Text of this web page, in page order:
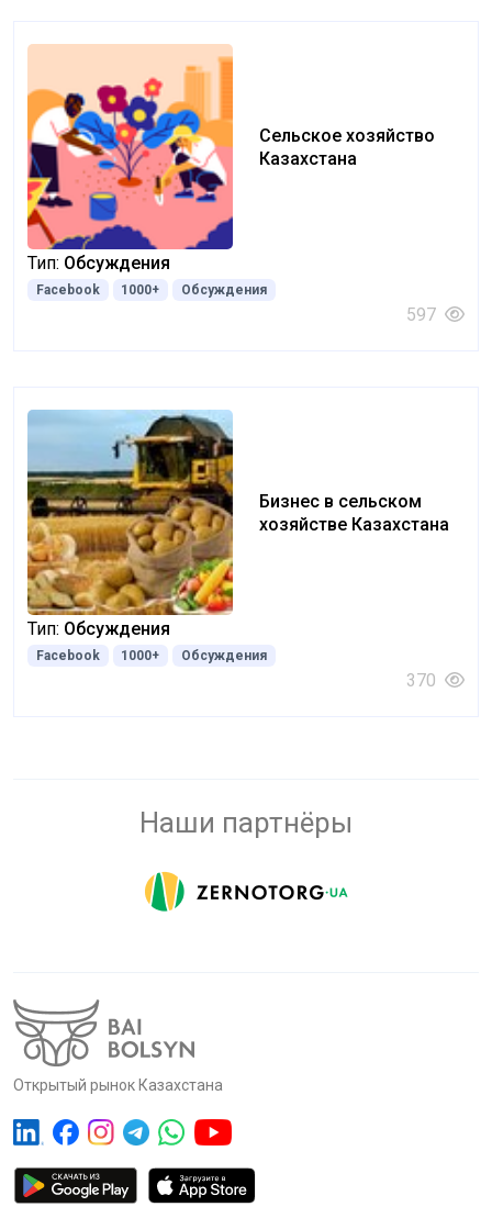
Сельское хозяйство
Казахстана
Тип: Обсуждения
Facebook 1000+ Обсуждения
597
Бизнес в сельском
хозяйстве Казахстана
Тип: Обсуждения
Facebook 1000+ Обсуждения
370
Наши партнёры
Открытый рынок Казахстана